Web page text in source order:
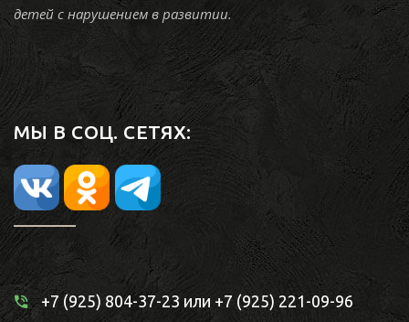
детей с нарушением в развитии.
МЫ В СОЦ. СЕТЯХ:
+7 (925) 804-37-23 или +7 (925) 221-09-96